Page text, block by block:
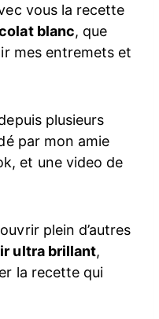
vous la recette
blanc, que
mes entremets et
plusieurs
par mon amie
et une video de
plein d’autres
ultra brillant,
la recette qui